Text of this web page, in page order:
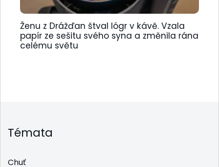
Ženu z Drážďan štval lógr v kávě. Vzala
papír ze sešitu svého syna a změnila rána
celému světu
Témata
Chuť